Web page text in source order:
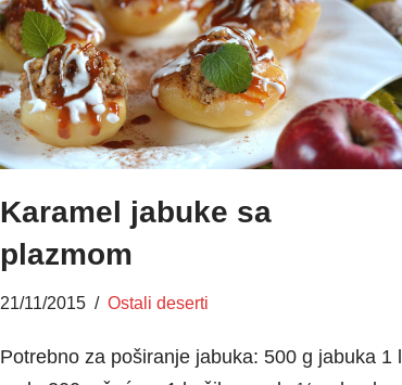
Karamel jabuke sa
plazmom
21/11/2015 Ostali deserti
Potrebno za poširanje jabuka: 500 g jabuka 1 l